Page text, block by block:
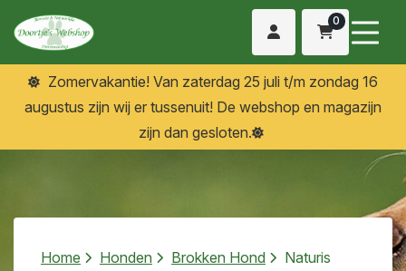
0
Zomervakantie! Van zaterdag 25 juli t/m zondag 16
augustus zijn wij er tussenuit! De webshop en magazijn
zijn dan gesloten.
Home Honden Brokken Hond Naturis